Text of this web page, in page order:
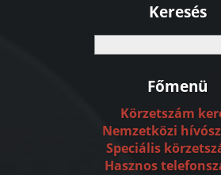
Keresés
Főmenü
Körzetszám
Nemzetközi
Speciális
Hasznos